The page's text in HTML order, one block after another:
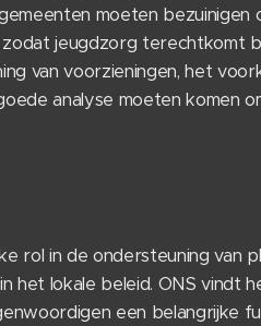
moeten bezuinigen
jeugdzorg terechtkomt
van voorzieningen, het
analyse moeten komen
rol in de ondersteuning van
het lokale beleid. ONS vindt
een belangrijke